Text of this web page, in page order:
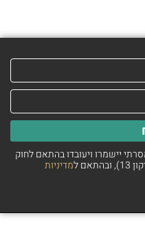
יישמרו ויעובדו בהתאם לחוק
מדיניות